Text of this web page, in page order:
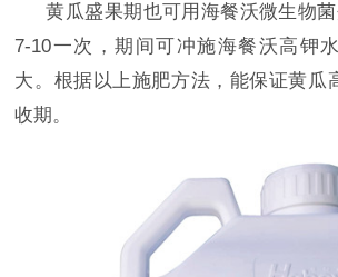
黄瓜盛果期也可用 海餐沃微生物
7-10一次，期间可冲施海餐沃高钾
大。 根据以上施肥方法 ， 能保证黄瓜
收期。